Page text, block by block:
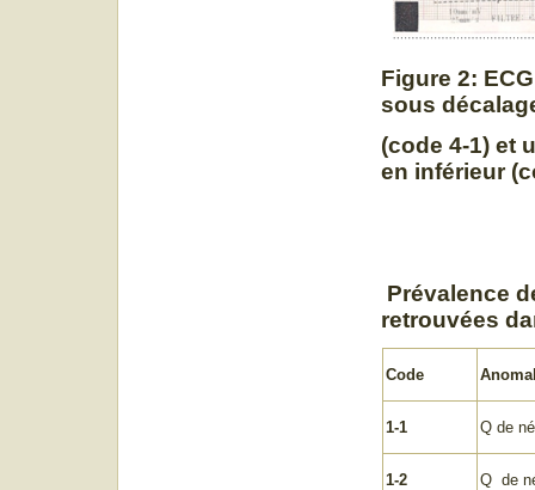
Figure 2:
sous
(code 4-1) et
en inférieur
Prévalence
retrouvées
Code
1-1 Q de
1-2 Q de